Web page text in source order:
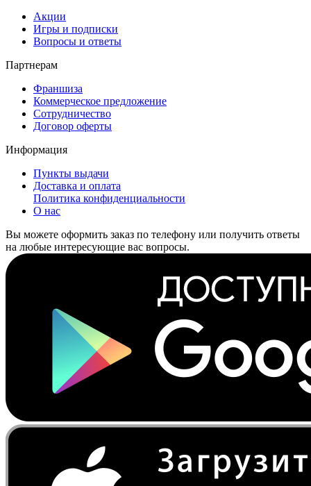
Акции
Игры и подписки
Вопросы и ответы
Партнерам
Франшиза
Коммерческое предложение
Сотрудничество
Договор оферты
Информация
Пункты выдачи
Доставка и оплата
Политика конфиденциальности
О нас
Вы можете оформить заказ по телефону или получить ответы
на любые интересующие вас вопросы.